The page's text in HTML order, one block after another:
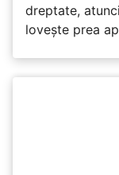
dreptate,
lovește prea